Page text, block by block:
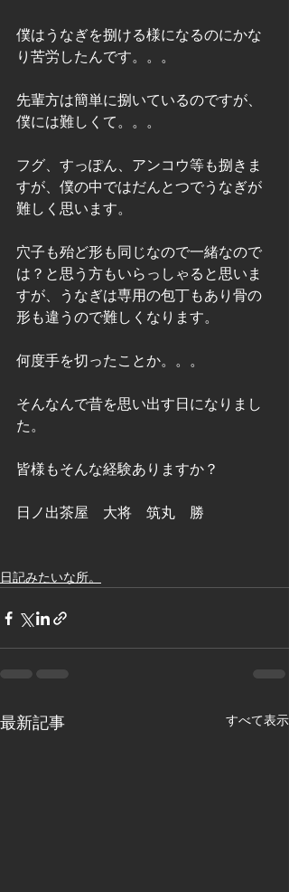
僕はうなぎを捌ける様になるのにかな
り苦労したんです。。。
先輩方は簡単に捌いているのですが、
僕には難しくて。。。
フグ、すっぽん、アンコウ等も捌きま
すが、僕の中ではだんとつでうなぎが
難しく思います。
穴子も殆ど形も同じなので一緒なので
は？と思う方もいらっしゃると思いま
すが、うなぎは専用の包丁もあり骨の
形も違うので難しくなります。
何度手を切ったことか。。。
そんなんで昔を思い出す日になりまし
た。
皆様もそんな経験ありますか？
日ノ出茶屋　大将　筑丸　勝
日記みたいな所。
最新記事 すべて表示